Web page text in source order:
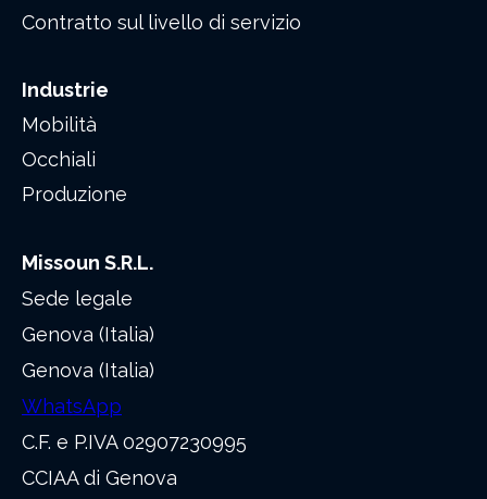
Contratto sul livello di servizio
Industrie
Mobilità
Occhiali
Produzione
Missoun S.R.L.
Sede legale
Genova (Italia)
Genova (Italia)
WhatsApp
C.F. e P.IVA 02907230995
CCIAA di Genova